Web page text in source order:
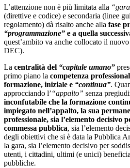
L’attenzione non è più limitata alla
(direttive e codice) e secondaria (linee
regolamento) dà risalto anche alla fase
“programmazione” e a quella
quest’ambito va anche collocato il
DEC).
La centralità del “capitale umano”
primo piano la competenza
formazione, iniziale e “continua”.
approcciando l’“appalto” senza
inconfutabile che la formazione
impiegato nell’appalto, la sua
professionale, sia l’elemento decisivo
commessa pubblica, sia l’elemento
degli obiettivi che si è data la Pubblica
la gara, sia l’elemento decisivo per
utenti, i cittadini, ultimi (e unici)
pubbliche.